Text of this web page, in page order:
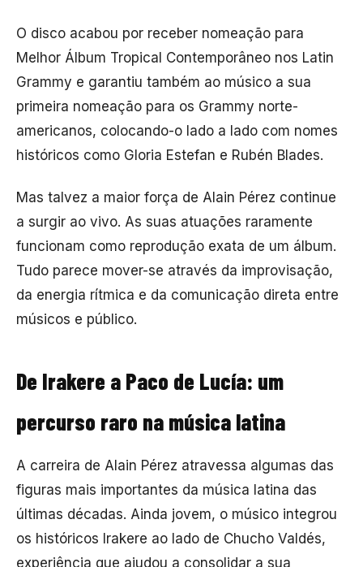
O disco acabou por receber nomeação para
Melhor Álbum Tropical Contemporâneo nos Latin
Grammy e garantiu também ao músico a sua
primeira nomeação para os Grammy norte-
americanos, colocando-o lado a lado com nomes
históricos como Gloria Estefan e Rubén Blades.
Mas talvez a maior força de Alain Pérez continue
a surgir ao vivo. As suas atuações raramente
funcionam como reprodução exata de um álbum.
Tudo parece mover-se através da improvisação,
da energia rítmica e da comunicação direta entre
músicos e público.
De Irakere a Paco de Lucía: um
percurso raro na música latina
A carreira de Alain Pérez atravessa algumas das
figuras mais importantes da música latina das
últimas décadas. Ainda jovem, o músico integrou
os históricos Irakere ao lado de Chucho Valdés,
experiência que ajudou a consolidar a sua